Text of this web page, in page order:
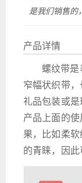
是我们销售的
产品详情
螺纹带
窄幅状织带
礼品包装或
产品上面的使
果，比如柔
的青睐，因此